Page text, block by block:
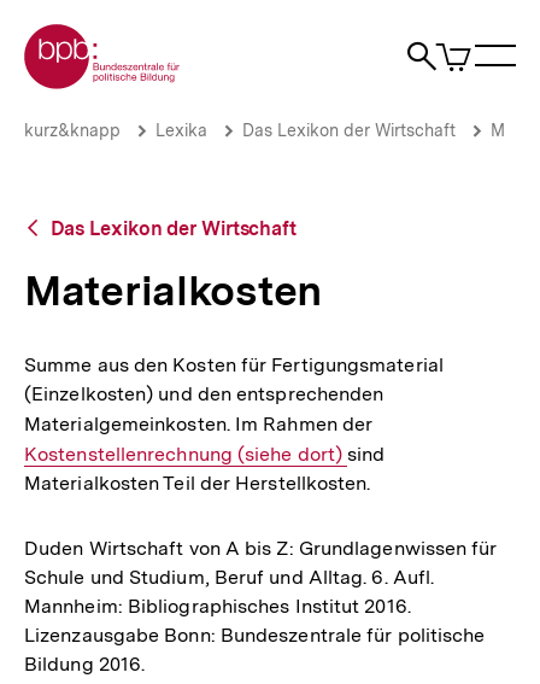
zum
Seiteninhalt
springen
Zur Startseite der bpb
Suche
Artikel
im
Materialkosten
Brotkrümelnavigation
Pfadnavigation
kurz&knapp Lexika Das Lexikon der Wirtschaft M
Zurück
Übersicht
Das Lexikon der Wirtschaft
Materialkosten
Summe aus den Kosten für Fertigungsmaterial
(Einzelkosten) und den entsprechenden
Materialgemeinkosten. Im Rahmen der
Link:
Kostenstellenrechnung (siehe dort)sind
Materialkosten Teil der Herstellkosten.
Duden Wirtschaft von A bis Z: Grundlagenwissen für
Schule und Studium, Beruf und Alltag. 6. Aufl.
Mannheim: Bibliographisches Institut 2016.
Lizenzausgabe Bonn: Bundeszentrale für politische
Bildung 2016.